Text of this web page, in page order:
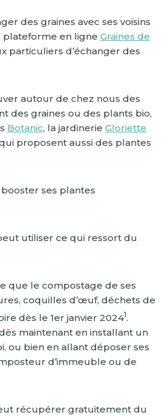
des graines avec ses voisins
plateforme en ligne Graines de
particuliers d’échanger des
autour de chez nous des
des graines ou des plants bio,
Botanic, la jardinerie Gloriette
proposent aussi des plantes
ses plantes
utiliser ce qui ressort du
que le compostage de ses
coquilles d’œuf, déchets de
dès le 1er janvier 20241.
maintenant en installant un
ou bien en allant déposer ses
d’immeuble ou de
récupérer gratuitement du